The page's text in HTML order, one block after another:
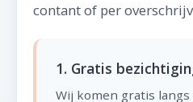
contant of per
1. Gratis
Wij komen gratis